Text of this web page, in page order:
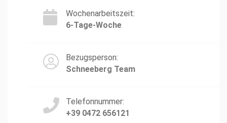
Wochenarbeitszeit:
6-Tage-Woche
Bezugsperson:
Schneeberg Team
Telefonnummer:
+39 0472 656121